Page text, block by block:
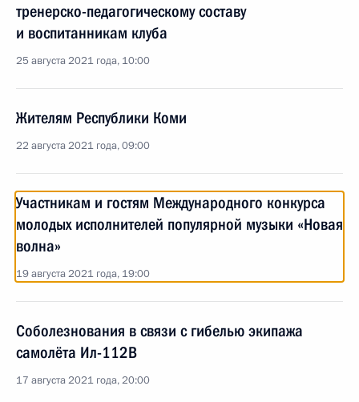
тренерско-педагогическому составу
и воспитанникам клуба
25 августа 2021 года, 10:00
Жителям Республики Коми
22 августа 2021 года, 09:00
Участникам и гостям Международного конкурса
молодых исполнителей популярной музыки «Новая
волна»
19 августа 2021 года, 19:00
Соболезнования в связи с гибелью экипажа
самолёта Ил-112В
17 августа 2021 года, 20:00